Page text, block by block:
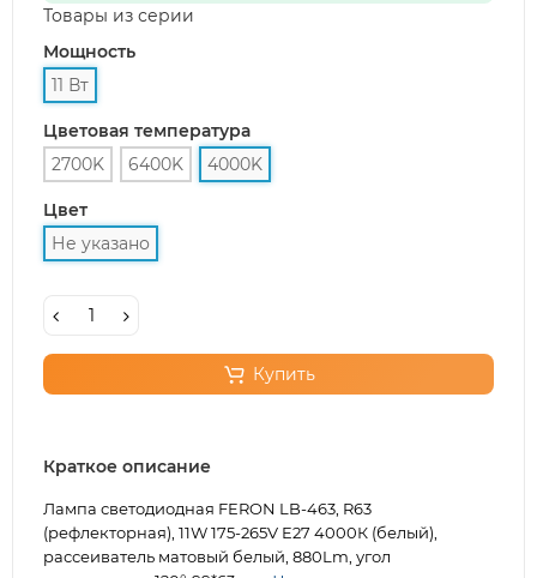
Товары из серии
Мощность
11 Вт
Цветовая температура
2700K
6400K 4000K
Цвет
Не указано
Купить
Краткое описание
Лампа светодиодная FERON LB-463, R63
(рефлекторная), 11W 175-265V E27 4000К (белый),
рассеиватель матовый белый, 880Lm, угол